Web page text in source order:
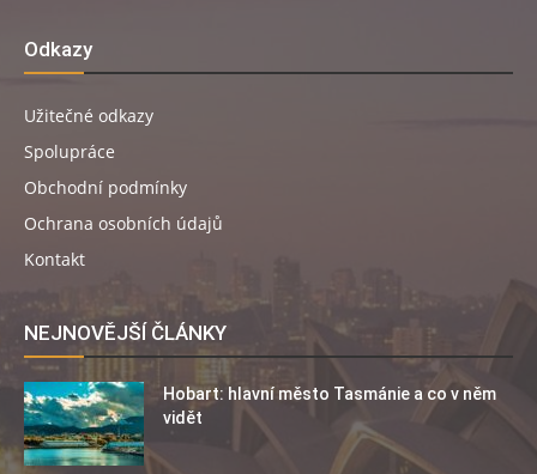
Odkazy
Užitečné odkazy
Spolupráce
Obchodní podmínky
Ochrana osobních údajů
Kontakt
NEJNOVĚJŠÍ ČLÁNKY
Hobart: hlavní město Tasmánie a co v něm
vidět